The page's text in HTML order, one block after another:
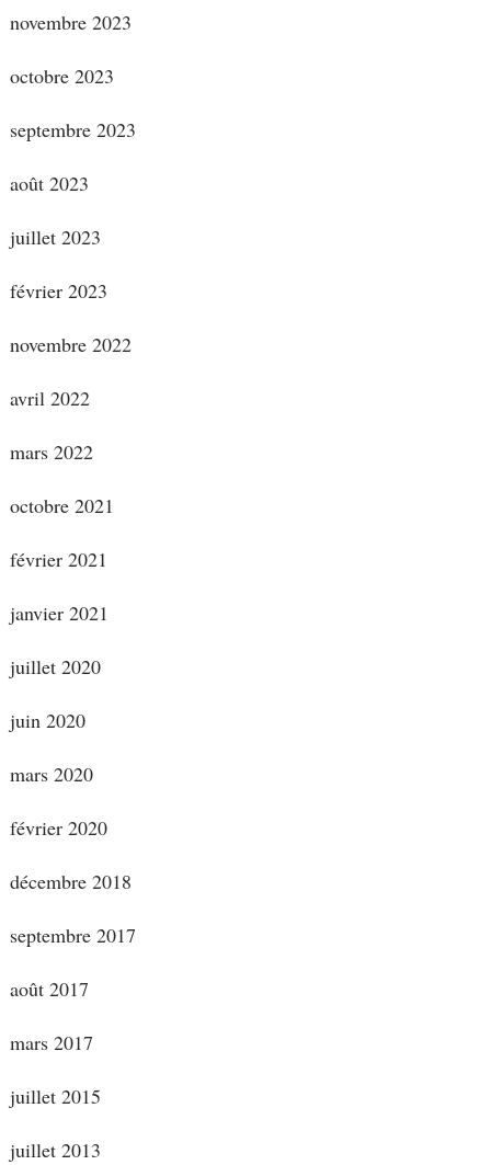
novembre 2023
octobre 2023
septembre 2023
août 2023
juillet 2023
février 2023
novembre 2022
avril 2022
mars 2022
octobre 2021
février 2021
janvier 2021
juillet 2020
juin 2020
mars 2020
février 2020
décembre 2018
septembre 2017
août 2017
mars 2017
juillet 2015
juillet 2013